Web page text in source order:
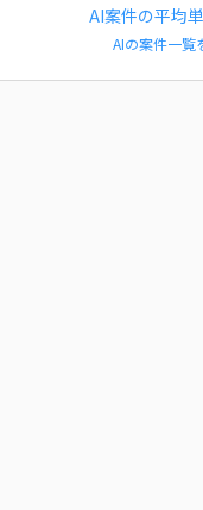
AI案件の平均
AIの案件一覧